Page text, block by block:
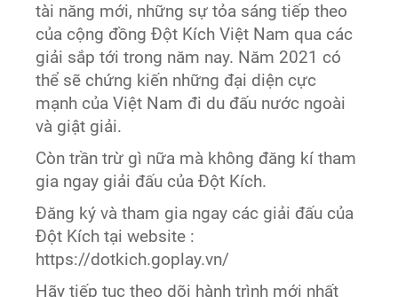
tài năng mới, những sự tỏa sáng tiếp theo
của cộng đồng Đột Kích Việt Nam qua các
giải sắp tới trong năm nay. Năm 2021 có
thể sẽ chứng kiến những đại diện cực
mạnh của Việt Nam đi du đấu nước ngoài
và giật giải.
Còn trần trừ gì nữa mà không đăng kí tham
gia ngay giải đấu của Đột Kích.
Đăng ký và tham gia ngay các giải đấu của
Đột Kích tại website :
https://dotkich.goplay.vn/
Hãy tiếp tục theo dõi hành trình mới nhất